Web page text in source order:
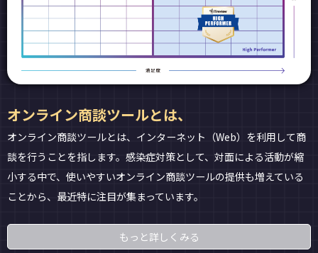
オンライン商談ツールとは、
オンライン商談ツールとは、インターネット（Web）を利用して商
談を行うことを指します。感染症対策として、対面による活動が縮
小する中で、使いやすいオンライン商談ツールの提供も増えている
ことから、最近特に注目が集まっています。
もっと詳しくみる